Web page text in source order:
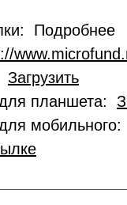
Подробнее
Загрузить
планшета:
мобильного: